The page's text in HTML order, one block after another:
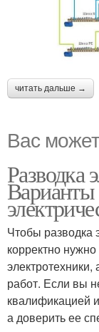
читать дальше →
Вас
Разводка
Варианты
Чтобы разводка
корректно
работ. Если вы
квалификацией
а доверить ее